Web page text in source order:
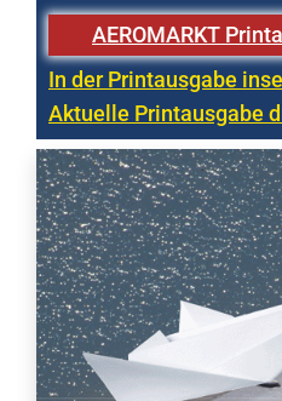
AEROMARKT
In der Printausgabe
Aktuelle Printausgabe